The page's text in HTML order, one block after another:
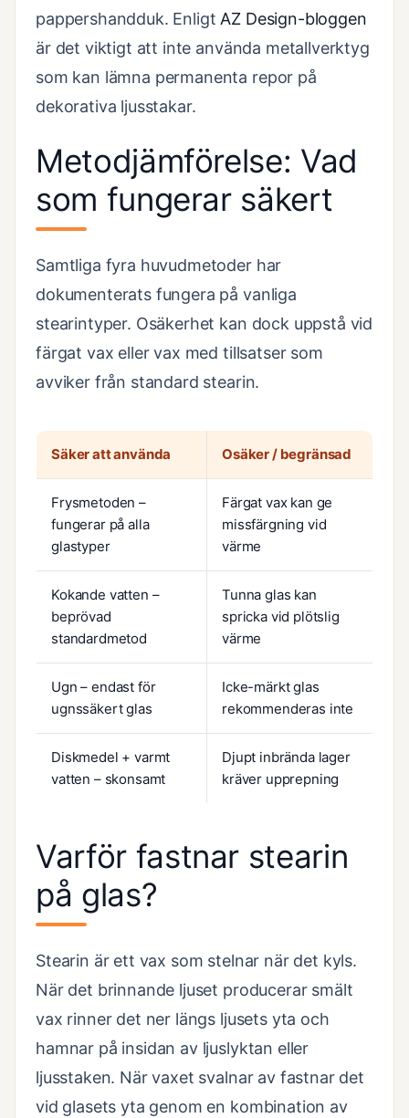
pappershandduk. Enligt AZ Design-bloggen
är det viktigt att inte använda metallverktyg
som kan lämna permanenta repor på
dekorativa ljusstakar.
Metodjämförelse: Vad
som fungerar säkert
Samtliga fyra huvudmetoder har
dokumenterats fungera på vanliga
stearintyper. Osäkerhet kan dock uppstå vid
färgat vax eller vax med tillsatser som
avviker från standard stearin.
Säker att använda Osäker / begränsad
Frysmetoden –
fungerar på alla
glastyper
Färgat vax kan ge
missfärgning vid
värme
Kokande vatten –
beprövad
standardmetod
Tunna glas kan
spricka vid plötslig
värme
Ugn – endast för
ugnssäkert glas
Icke-märkt glas
rekommenderas inte
Diskmedel + varmt
vatten – skonsamt
Djupt inbrända lager
kräver upprepning
Varför fastnar stearin
på glas?
Stearin är ett vax som stelnar när det kyls.
När det brinnande ljuset producerar smält
vax rinner det ner längs ljusets yta och
hamnar på insidan av ljuslyktan eller
ljusstaken. När vaxet svalnar av fastnar det
vid glasets yta genom en kombination av